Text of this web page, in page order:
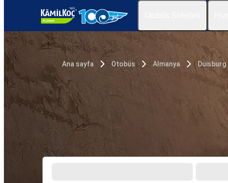
Ana sayfa Otobüs Almanya Duisburg